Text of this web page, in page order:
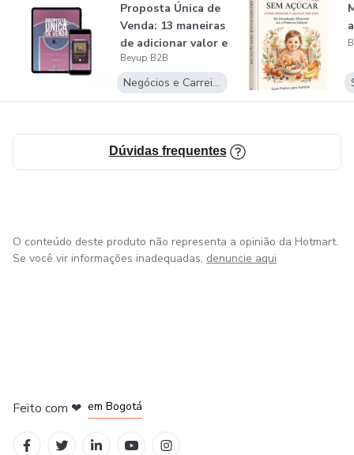
Proposta Única de
Venda: 13 maneiras
de adicionar valor e
ex...
Beyup B2B
Negócios e Carreira
Dúvidas frequentes
O conteúdo deste produto não representa a opinião da Hotmart.
Se você vir informações inadequadas, denuncie aqui
Feito com ❤ em Bogotá